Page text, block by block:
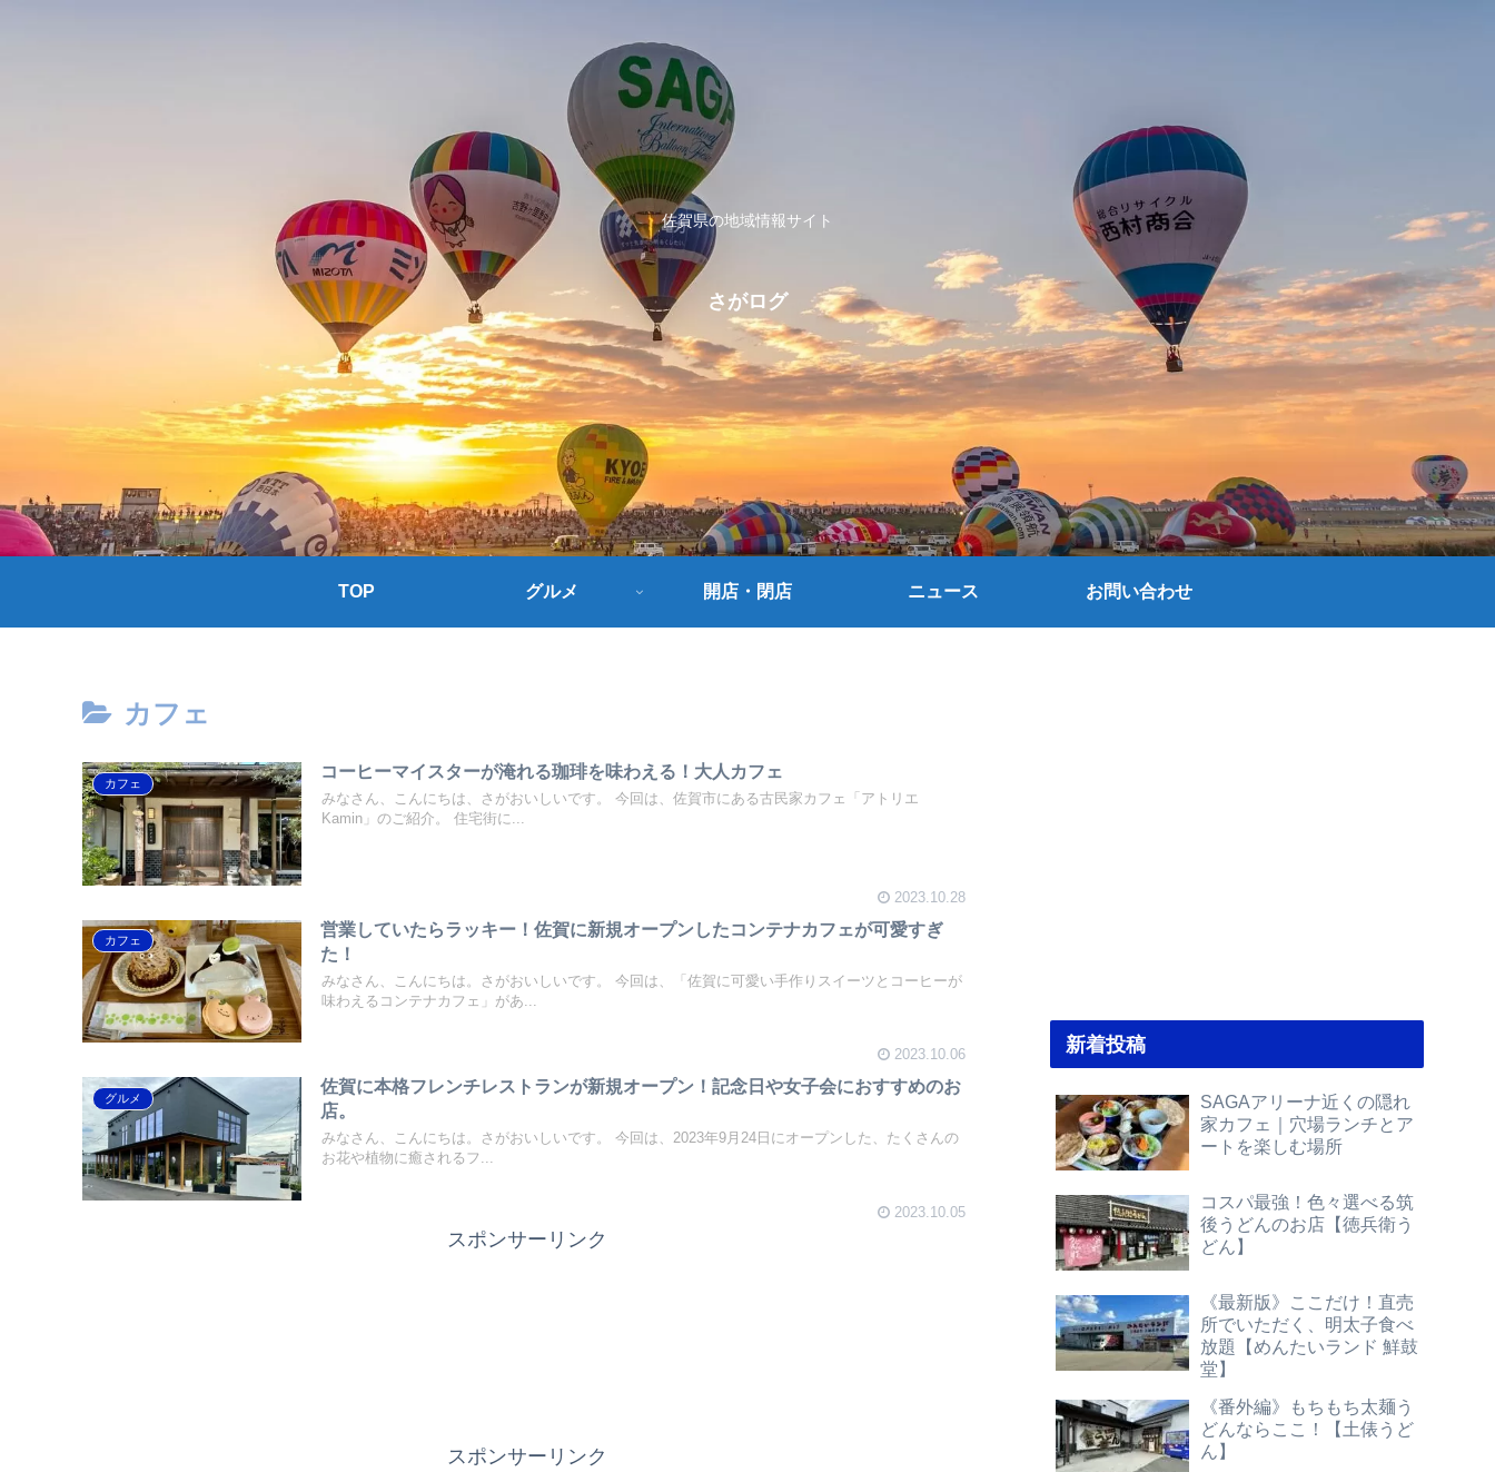
佐賀県の地域情報サイト
さがログ
TOP グルメ 開店・閉店 ニュース お問い合わせ
カフェ
カフェ
コーヒーマイスターが淹れる珈琲を味わえる！大人カフェ
みなさん、こんにちは、さがおいしいです。 今回は、佐賀市にある古民家カフェ「アトリエ
Kamin」のご紹介。 住宅街に...
2023.10.28
カフェ
営業していたらラッキー！佐賀に新規オープンしたコンテナカフェが可愛すぎ
た！
みなさん、こんにちは。さがおいしいです。 今回は、「佐賀に可愛い手作りスイーツとコーヒーが
味わえるコンテナカフェ」があ...
2023.10.06
グルメ
佐賀に本格フレンチレストランが新規オープン！記念日や女子会におすすめのお
店。
みなさん、こんにちは。さがおいしいです。 今回は、2023年9月24日にオープンした、たくさんの
お花や植物に癒されるフ...
2023.10.05
スポンサーリンク
スポンサーリンク
新着投稿
SAGAアリーナ近くの隠れ
家カフェ｜穴場ランチとア
ートを楽しむ場所
コスパ最強！色々選べる筑
後うどんのお店【徳兵衛う
どん】
《最新版》ここだけ！直売
所でいただく、明太子食べ
放題【めんたいランド 鮮鼓
堂】
《番外編》もちもち太麺う
どんならここ！【土俵うど
ん】